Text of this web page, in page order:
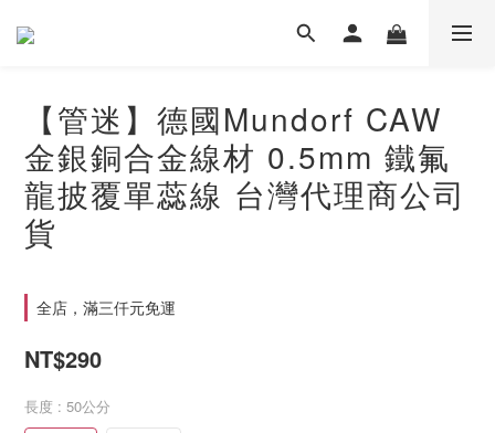
【管迷】德國Mundorf CAW
金銀銅合金線材 0.5mm 鐵氟
龍披覆單蕊線 台灣代理商公司
貨
全店，滿三仟元免運
NT$290
長度 : 50公分